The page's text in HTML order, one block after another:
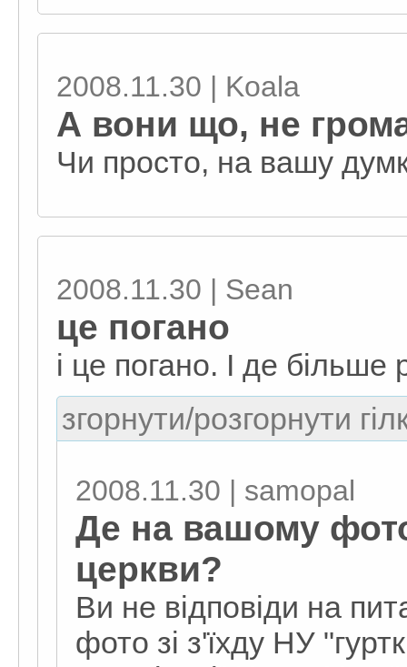
2008.11.30 | Koala
А вони що, не
Чи просто, на вашу
2008.11.30 | Sean
це погано
і це погано. І де більше
згорнути/розгорнути
2008.11.30 | samopal
Де на вашому
церкви?
Ви не відповіди на
фото зі з'їхду НУ